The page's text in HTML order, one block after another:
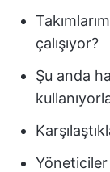
çalışıyor?
Şu anda